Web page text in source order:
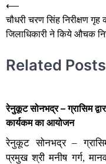
Post
navigation
⟵
चौधरी चरण सिंह निरीक्षण गृह
जिलाधिकारी ने किये औचक
Related Posts
रेनुकूट सोनभद्र – ग्रासिम
कार्यकम का आयोजन
रेनुकूट सोनभद्र –
प्रमुख श्री मनीष गर्ग,